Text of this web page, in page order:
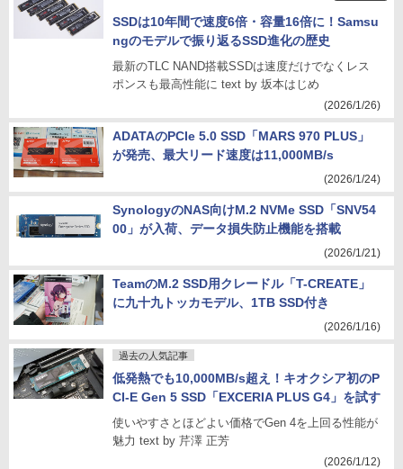
SSDは10年間で速度6倍・容量16倍に！Samsu
ngのモデルで振り返るSSD進化の歴史
最新のTLC NAND搭載SSDは速度だけでなくレス
ポンスも最高性能に text by 坂本はじめ
(2026/1/26)
ADATAのPCIe 5.0 SSD「MARS 970 PLUS」
が発売、最大リード速度は11,000MB/s
(2026/1/24)
SynologyのNAS向けM.2 NVMe SSD「SNV54
00」が入荷、データ損失防止機能を搭載
(2026/1/21)
TeamのM.2 SSD用クレードル「T-CREATE」
に九十九トッカモデル、1TB SSD付き
(2026/1/16)
過去の人気記事
低発熱でも10,000MB/s超え！キオクシア初のP
CI-E Gen 5 SSD「EXCERIA PLUS G4」を試す
使いやすさとほどよい価格でGen 4を上回る性能が
魅力 text by 芹澤 正芳
(2026/1/12)